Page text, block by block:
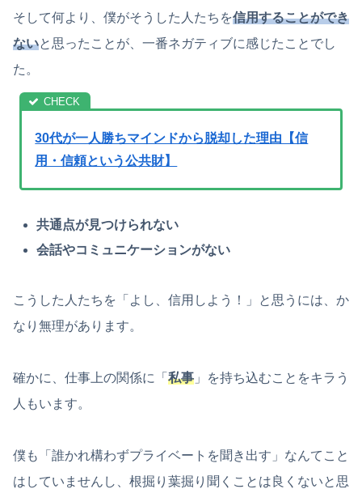
そして何より、僕がそうした人たちを信用することができ
ないと思ったことが、一番ネガティブに感じたことでし
た。
30代が一人勝ちマインドから脱却した理由【信
用・信頼という公共財】
共通点が見つけられない
会話やコミュニケーションがない
こうした人たちを「よし、信用しよう！」と思うには、か
なり無理があります。
確かに、仕事上の関係に「 私事 」を持ち込むことをキラう
人もいます。
僕も「誰かれ構わずプライベートを聞き出す」なんてこと
はしていませんし、根掘り葉掘り聞くことは良くないと思